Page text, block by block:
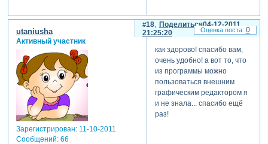
Поделиться
18
04-12-2011
21:25:20
utaniusha
Активный участник
Зарегистрирован: 11-10-2011
Сообщений:66
как здорово! спасибо вам,
очень удобно! а вот то, что
из программы можно
пользоваться внешним
графическим редактором я
и не знала... спасибо ещё
раз!
0